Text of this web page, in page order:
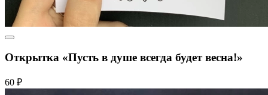
Открытка «Пусть в душе всегда будет весна!»
60 ₽